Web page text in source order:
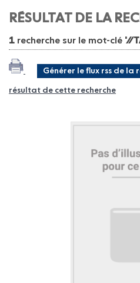
RÉSULTAT DE LA
1 recherche sur le mot-clé '//
Générer le flux rss de la
résultat de cette recherche